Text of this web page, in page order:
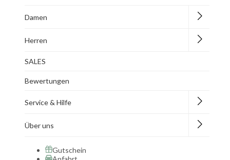
Damen
Herren
SALES
Bewertungen
Service & Hilfe
Über uns
Gutschein